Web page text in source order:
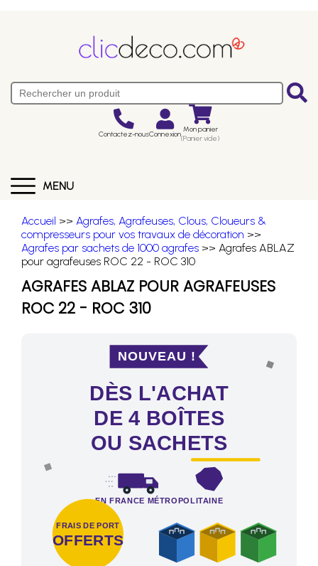
Contactez-nousConnexion Mon panier
(Panier vide)
MENU
Accueil >> Agrafes, Agrafeuses, Clous, Cloueurs &
compresseurs pour vos travaux de décoration >>
Agrafes par sachets de 1000 agrafes >> Agrafes ABLAZ
pour agrafeuses ROC 22 - ROC 310
AGRAFES ABLAZ POUR AGRAFEUSES
ROC 22 - ROC 310
NOUVEAU !
DÈS L'ACHAT
DE 4 BOÎTES
OU SACHETS
EN FRANCE MÉTROPOLITAINE
FRAIS DE PORT
OFFERTS